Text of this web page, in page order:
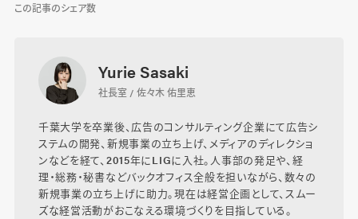
この記事のシェア数
Yurie Sasaki
社長室 / 佐々木 佑里恵
千葉大学を卒業後、広告のコンサルティング企業にて広告シ
ステムの開発、新規事業の立ち上げ、メディアのディレクショ
ンなどを経て、2015年にLIGに入社。人事部の発足や、経
理・総務・秘書などバックオフィス全般を担いながら、数々の
新規事業の立ち上げに助力。現在は経営企画として、スムー
ズな経営活動がおこなえる環境づくりを目指している。